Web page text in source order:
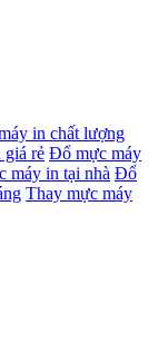
in chất lượng
rẻ Đổ mực máy
máy in tại nhà Đổ
Thay mực máy